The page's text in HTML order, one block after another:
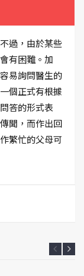
過，由於某些
有困難。加
易詢問醫生的
個正式有根據
答的形式表
聞，而作出回
繁忙的父母可